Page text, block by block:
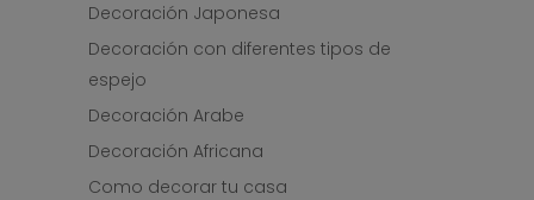
Decoración Japonesa
Decoración con diferentes tipos de
espejo
Decoración Arabe
Decoración Africana
Como decorar tu casa